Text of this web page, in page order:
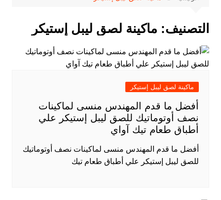
التصنيف: ماكينة لصق ليبل إستيكر
ماكينة لصق ليبل إستيكر
أفضل ما قدم المهندس منسى لماكينات
نصف أوتوماتيك للصق ليبل إستيكر علي
أطباق طعام تيك آواي
أفضل ما قدم المهندس منسى لماكينات نصف أوتوماتيك
للصق ليبل إستيكر علي أطباق طعام تيك